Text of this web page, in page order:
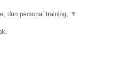
duo personal training, ▼